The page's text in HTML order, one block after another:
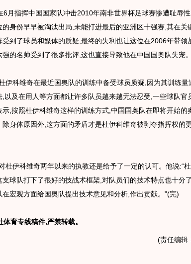
月指挥中国国家队冲击2010年南非世界杯足球赛惨遭耻辱
的身份早早被淘汰出局,未能打进最后的亚洲区十强赛,其在关
受到了球员和媒体的质疑,最终的失利也让这位在2006年带领
的名帅受到了很多批评,这也直接导致他在中国国奥队失宠。
科维奇在最近国奥队的训练中备受球员质疑,因为其训练量
,以及在用人等方面都让许多队员越来越无法忍受,一些球队官
示,按照杜伊科维奇这样的训练方式,中国国奥队在即将开始的
除身体原因外,这方面的矛盾才是杜伊科维奇被剥夺指挥权的
伊科维奇两年以来的执教还是给予了一定的认可。他说:“
支球队打下了很好的技战术框架,对队员们的技术特点也十分
宏观方面给国奥队提出技术意见和分析,作出贡献。”(完)
体育专线稿件,严禁转载。
(责任编辑